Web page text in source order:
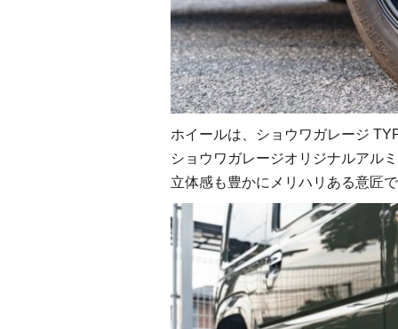
ホイールは、ショウワガレージ
ショウワガレージオリジナルアル
立体感も豊かにメリハリある意匠